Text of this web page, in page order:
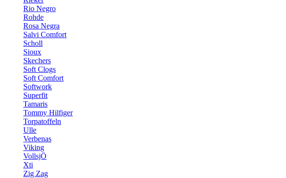
Rio Negro
Rohde
Rosa Negra
Salvi Comfort
Scholl
Sioux
Skechers
Soft Clogs
Soft Comfort
Softwork
Superfit
Tamaris
Tommy Hilfiger
Torpatoffeln
Ulle
Verbenas
Viking
VollsjÖ
Xti
Zig Zag